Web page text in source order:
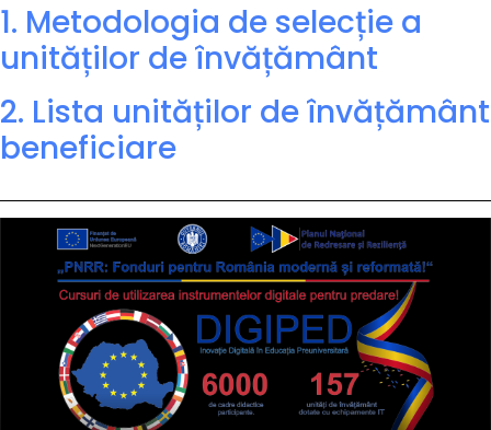
1. Metodologia de selecție a
unităților de învățământ
2. Lista unităților de învățământ
beneficiare